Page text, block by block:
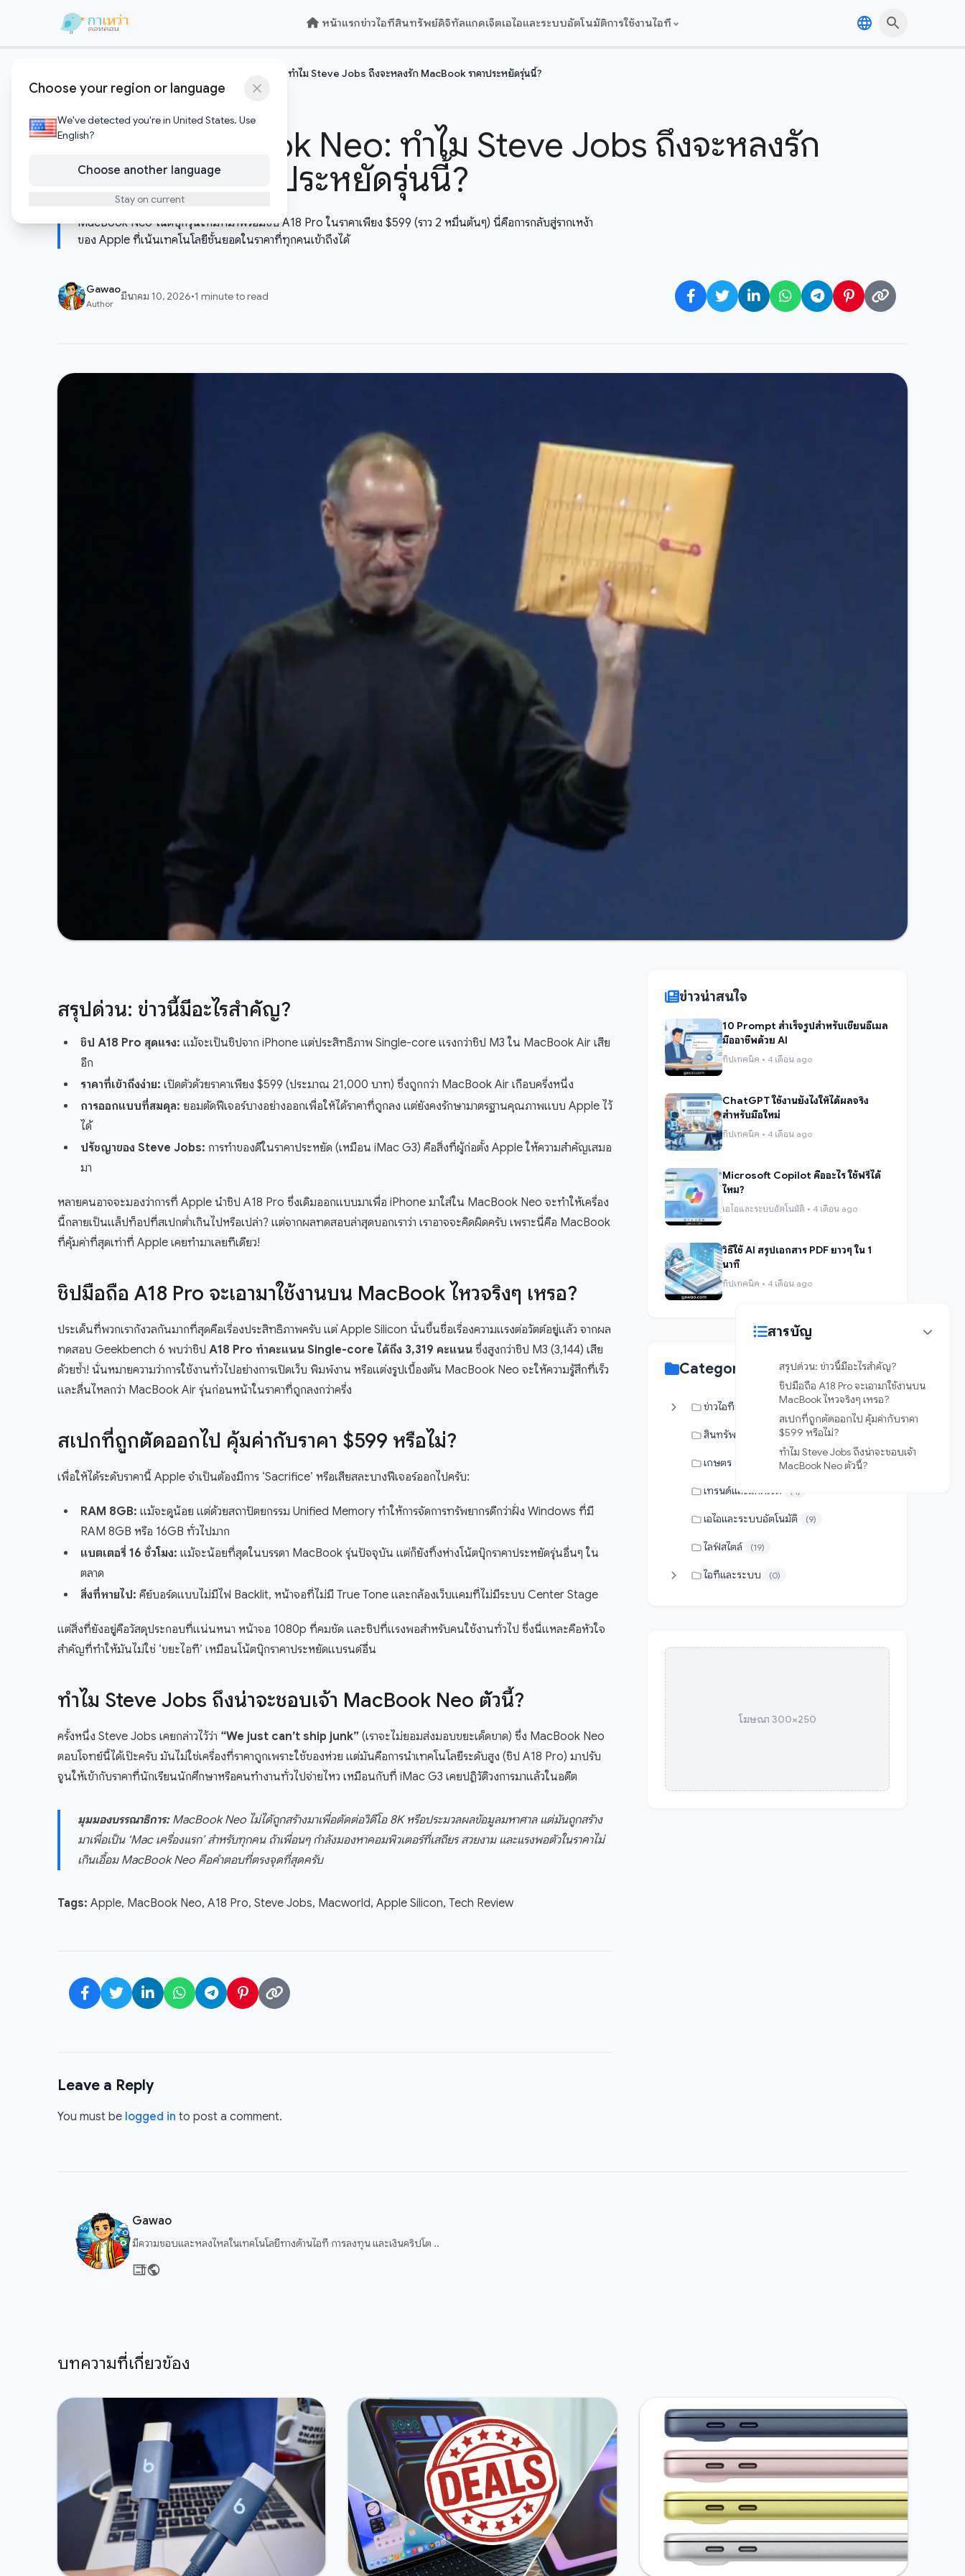
หน้าแรกข่าวไอทีสินทรัพย์ดิจิทัลแกดเจ็ตเอไอและระบบอัตโนมัติการใช้งานไอที
Choose your region or language
We've detected you're in United States. Use
English?
Choose another language
Stay on current
เจาะลึก MacBook Neo: ทำไม Steve Jobs ถึงจะหลงรัก MacBook ราคาประหยัดรุ่นนี้?
เจาะลึก MacBook Neo: ทำไม Steve Jobs ถึงจะหลงรัก
MacBook ราคาประหยัดรุ่นนี้?
MacBook Neo โน้ตบุ๊กรุ่นใหม่ที่มาพร้อมชิป A18 Pro ในราคาเพียง $599 (ราว 2 หมื่นต้นๆ) นี่คือการกลับสู่รากเหง้า
ของ Apple ที่เน้นเทคโนโลยีชั้นยอดในราคาที่ทุกคนเข้าถึงได้
Gawao
Author
มีนาคม 10, 2026•1 minute to read
สรุปด่วน: ข่าวนี้มีอะไรสำคัญ?
ชิป A18 Pro สุดแรง: แม้จะเป็นชิปจาก iPhone แต่ประสิทธิภาพ Single-core แรงกว่าชิป M3 ใน MacBook Air เสีย
อีก
ราคาที่เข้าถึงง่าย: เปิดตัวด้วยราคาเพียง $599 (ประมาณ 21,000 บาท) ซึ่งถูกกว่า MacBook Air เกือบครึ่งหนึ่ง
การออกแบบที่สมดุล: ยอมตัดฟีเจอร์บางอย่างออกเพื่อให้ได้ราคาที่ถูกลง แต่ยังคงรักษามาตรฐานคุณภาพแบบ Apple ไว้
ได้
ปรัชญาของ Steve Jobs: การทำของดีในราคาประหยัด (เหมือน iMac G3) คือสิ่งที่ผู้ก่อตั้ง Apple ให้ความสำคัญเสมอ
มา
หลายคนอาจจะมองว่าการที่ Apple นำชิป A18 Pro ซึ่งเดิมออกแบบมาเพื่อ iPhone มาใส่ใน MacBook Neo จะทำให้เครื่อง
นี้กลายเป็นแล็ปท็อปที่สเปกต่ำเกินไปหรือเปล่า? แต่จากผลทดสอบล่าสุดบอกเราว่า เราอาจจะคิดผิดครับ เพราะนี่คือ MacBook
ที่คุ้มค่าที่สุดเท่าที่ Apple เคยทำมาเลยทีเดียว!
ชิปมือถือ A18 Pro จะเอามาใช้งานบน MacBook ไหวจริงๆ เหรอ?
ประเด็นที่พวกเรากังวลกันมากที่สุดคือเรื่องประสิทธิภาพครับ แต่ Apple Silicon นั้นขึ้นชื่อเรื่องความแรงต่อวัตต์อยู่แล้ว จากผล
ทดสอบ Geekbench 6 พบว่าชิป A18 Pro ทำคะแนน Single-core ได้ถึง 3,319 คะแนน ซึ่งสูงกว่าชิป M3 (3,144) เสีย
ด้วยซ้ำ! นั่นหมายความว่าการใช้งานทั่วไปอย่างการเปิดเว็บ พิมพ์งาน หรือแต่งรูปเบื้องต้น MacBook Neo จะให้ความรู้สึกที่เร็ว
และลื่นไหลกว่า MacBook Air รุ่นก่อนหน้าในราคาที่ถูกลงกว่าครึ่ง
สเปกที่ถูกตัดออกไป คุ้มค่ากับราคา $599 หรือไม่?
เพื่อให้ได้ระดับราคานี้ Apple จำเป็นต้องมีการ ‘Sacrifice’ หรือเสียสละบางฟีเจอร์ออกไปครับ:
RAM 8GB: แม้จะดูน้อย แต่ด้วยสถาปัตยกรรม Unified Memory ทำให้การจัดการทรัพยากรดีกว่าฝั่ง Windows ที่มี
RAM 8GB หรือ 16GB ทั่วไปมาก
แบตเตอรี่ 16 ชั่วโมง: แม้จะน้อยที่สุดในบรรดา MacBook รุ่นปัจจุบัน แต่ก็ยังทิ้งห่างโน้ตบุ๊กราคาประหยัดรุ่นอื่นๆ ใน
ตลาด
สิ่งที่หายไป: คีย์บอร์ดแบบไม่มีไฟ Backlit, หน้าจอที่ไม่มี True Tone และกล้องเว็บแคมที่ไม่มีระบบ Center Stage
แต่สิ่งที่ยังอยู่คือวัสดุประกอบที่แน่นหนา หน้าจอ 1080p ที่คมชัด และชิปที่แรงพอสำหรับคนใช้งานทั่วไป ซึ่งนี่แหละคือหัวใจ
สำคัญที่ทำให้มันไม่ใช่ ‘ขยะไอที’ เหมือนโน้ตบุ๊กราคาประหยัดแบรนด์อื่น
ทำไม Steve Jobs ถึงน่าจะชอบเจ้า MacBook Neo ตัวนี้?
ครั้งหนึ่ง Steve Jobs เคยกล่าวไว้ว่า “We just can’t ship junk” (เราจะไม่ยอมส่งมอบขยะเด็ดขาด) ซึ่ง MacBook Neo
ตอบโจทย์นี้ได้เป๊ะครับ มันไม่ใช่เครื่องที่ราคาถูกเพราะใช้ของห่วย แต่มันคือการนำเทคโนโลยีระดับสูง (ชิป A18 Pro) มาปรับ
จูนให้เข้ากับราคาที่นักเรียนนักศึกษาหรือคนทำงานทั่วไปจ่ายไหว เหมือนกับที่ iMac G3 เคยปฏิวัติวงการมาแล้วในอดีต
มุมมองบรรณาธิการ:MacBook Neo ไม่ได้ถูกสร้างมาเพื่อตัดต่อวิดีโอ 8K หรือประมวลผลข้อมูลมหาศาล แต่มันถูกสร้าง
มาเพื่อเป็น ‘Mac เครื่องแรก’ สำหรับทุกคน ถ้าเพื่อนๆ กำลังมองหาคอมพิวเตอร์ที่เสถียร สวยงาม และแรงพอตัวในราคาไม่
เกินเอื้อม MacBook Neo คือคำตอบที่ตรงจุดที่สุดครับ
Tags: Apple, MacBook Neo, A18 Pro, Steve Jobs, Macworld, Apple Silicon, Tech Review
Leave a Reply
You must be logged in to post a comment.
ข่าวน่าสนใจ
10 Prompt สำเร็จรูปสำหรับเขียนอีเมล
มืออาชีพด้วย AI
ทิปเทคนิค • 4 เดือน ago
ChatGPT ใช้งานยังไงให้ได้ผลจริง
สำหรับมือใหม่
ทิปเทคนิค • 4 เดือน ago
Microsoft Copilot คืออะไร ใช้ฟรีได้
ไหม?
เอไอและระบบอัตโนมัติ • 4 เดือน ago
วิธีใช้ AI สรุปเอกสาร PDF ยาวๆ ใน 1
นาที
ทิปเทคนิค • 4 เดือน ago
Categories
ข่าวไอทีและเทคโนโลยี
สินทรัพย์ดิจิทัล (0)
เกษตร
เทรนด์และแกดเจ็ต (4)
เอไอและระบบอัตโนมัติ (9)
ไลฟ์สไตล์ (19)
ไอทีและระบบ (0)
โฆษณา 300×250
Gawao
มีความชอบและหลงไหลในเทคโนโลยีทางด้านไอที การลงทุน และเงินคริปโต ..
บทความที่เกี่ยวข้อง
สารบัญ
สรุปด่วน: ข่าวนี้มีอะไรสำคัญ?
ชิปมือถือ A18 Pro จะเอามาใช้งานบน
MacBook ไหวจริงๆ เหรอ?
สเปกที่ถูกตัดออกไป คุ้มค่ากับราคา
$599 หรือไม่?
ทำไม Steve Jobs ถึงน่าจะชอบเจ้า
MacBook Neo ตัวนี้?